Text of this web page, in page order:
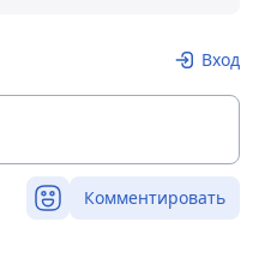
Вход
Комментировать